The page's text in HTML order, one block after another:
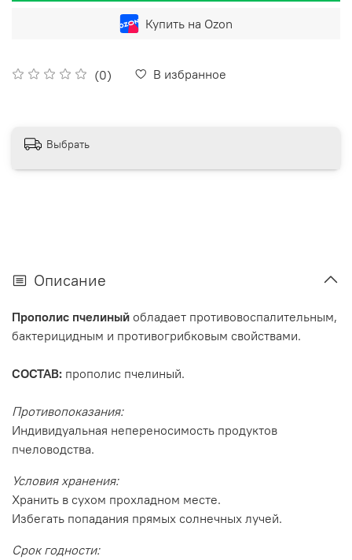
(0) В избранное
Купить на Ozon
Выбрать
Описание
Прополис пчелиный обладает противовоспалительным,
бактерицидным и противогрибковым свойствами.
СОСТАВ: прополис пчелиный.
Противопоказания:
Индивидуальная непереносимость продуктов
пчеловодства.
Условия хранения:
Хранить в сухом прохладном месте.
Избегать попадания прямых солнечных лучей.
Срок годности: